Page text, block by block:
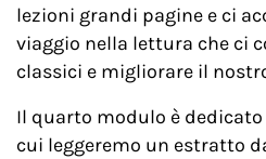
lezioni grandi pagine e ci
viaggio nella lettura che ci
classici e migliorare il
Il quarto modulo è
cui leggeremo un estratto